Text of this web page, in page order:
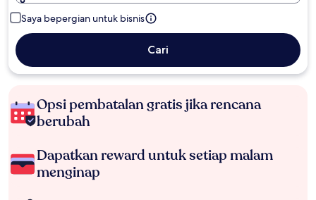
Saya bepergian untuk bisnis
Cari
Opsi pembatalan gratis jika rencana
berubah
Dapatkan reward untuk setiap malam
menginap